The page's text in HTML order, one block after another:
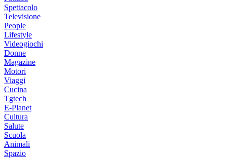
Spettacolo
Televisione
People
Lifestyle
Videogiochi
Donne
Magazine
Motori
Viaggi
Cucina
Tgtech
E-Planet
Cultura
Salute
Scuola
Animali
Spazio